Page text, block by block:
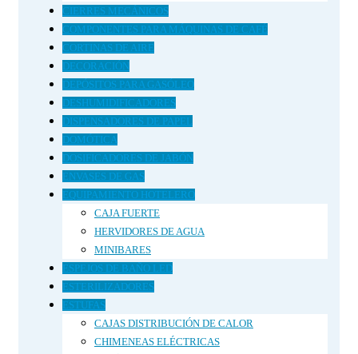
CIERRES MECÁNICOS
COMPONENTES PARA MÁQUINAS DE CAFÉ
CORTINAS DE AIRE
DECORACIÓN
DEPÓSITOS PARA GASÓLEO
DESHUMIDIFICADORES
DISPENSADORES DE PAPEL
DOMÓTICA
DOSIFICADORES DE JABÓN
ENVASES DE GAS
EQUIPAMIENTO HOTELERO
CAJA FUERTE
HERVIDORES DE AGUA
MINIBARES
ESPEJOS DE BAÑO LED
ESTERILIZADORES
ESTUFAS
CAJAS DISTRIBUCIÓN DE CALOR
CHIMENEAS ELÉCTRICAS